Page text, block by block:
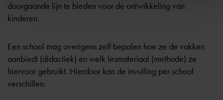
doorgaande lijn te bieden voor de ontwikkeling van
kinderen.
Een school mag overigens zelf bepalen hoe ze de vakken
aanbiedt (didactiek) en welk lesmateriaal (methode) ze
hiervoor gebruikt. Hierdoor kan de invulling per school
verschillen.